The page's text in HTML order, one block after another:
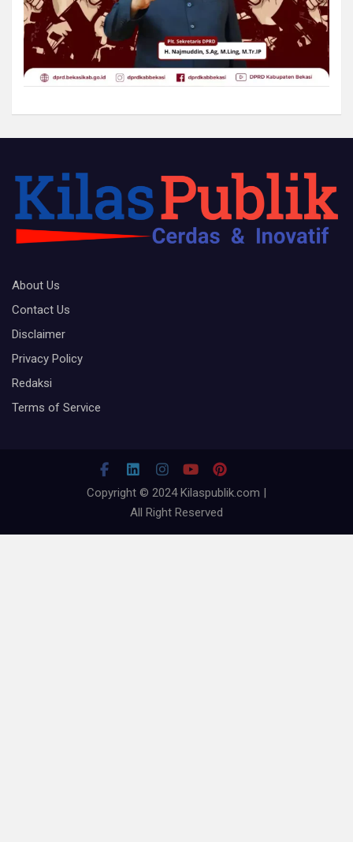
About Us
Contact Us
Disclaimer
Privacy Policy
Redaksi
Terms of Service
Copyright © 2024 Kilaspublik.com |
All Right Reserved